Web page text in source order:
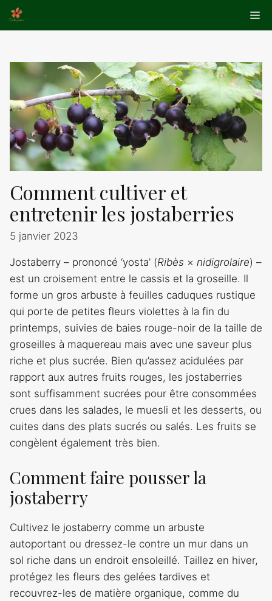
Aller
au
Comment cultiver et
entretenir les jostaberries
5 janvier 2023
Jostaberry – prononcé ‘yosta’ (Ribès × nidigrolaire) –
est un croisement entre le cassis et la groseille. Il
forme un gros arbuste à feuilles caduques rustique
qui porte de petites fleurs violettes à la fin du
printemps, suivies de baies rouge-noir de la taille de
groseilles à maquereau mais avec une saveur plus
riche et plus sucrée. Bien qu’assez acidulées par
rapport aux autres fruits rouges, les jostaberries
sont suffisamment sucrées pour être consommées
crues dans les salades, le muesli et les desserts, ou
cuites dans des plats sucrés ou salés. Les fruits se
congèlent également très bien.
Comment faire pousser la
jostaberry
Cultivez le jostaberry comme un arbuste
autoportant ou dressez-le contre un mur dans un
sol riche dans un endroit ensoleillé. Taillez en hiver,
protégez les fleurs des gelées tardives et
recouvrez-les de matière organique, comme du